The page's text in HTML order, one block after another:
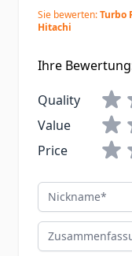
Sie bewerten:Turbo
Hitachi
Ihre
Quality
Value
Price
Nickname